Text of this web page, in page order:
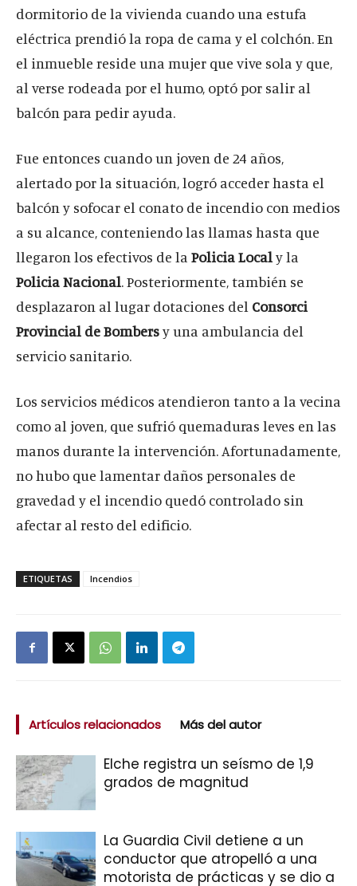
dormitorio de la vivienda cuando una estufa
eléctrica prendió la ropa de cama y el colchón. En
el inmueble reside una mujer que vive sola y que,
al verse rodeada por el humo, optó por salir al
balcón para pedir ayuda.
Fue entonces cuando un joven de 24 años,
alertado por la situación, logró acceder hasta el
balcón y sofocar el conato de incendio con medios
a su alcance, conteniendo las llamas hasta que
llegaron los efectivos de la Policia Localy la
Policia Nacional. Posteriormente, también se
desplazaron al lugar dotaciones del Consorci
Provincial de Bombersy una ambulancia del
servicio sanitario.
Los servicios médicos atendieron tanto a la vecina
como al joven, que sufrió quemaduras leves en las
manos durante la intervención. Afortunadamente,
no hubo que lamentar daños personales de
gravedad y el incendio quedó controlado sin
afectar al resto del edificio.
ETIQUETAS Incendios
Artículos relacionados Más del autor
Elche registra un seísmo de 1,9
grados de magnitud
La Guardia Civil detiene a un
conductor que atropelló a una
motorista de prácticas y se dio a